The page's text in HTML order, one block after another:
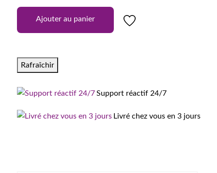
Ajouter au panier
Support réactif 24/7
Livré chez vous en 3 jours